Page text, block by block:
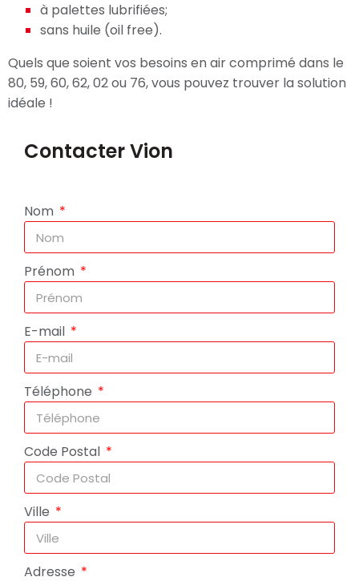
à palettes lubrifiées;
sans huile (oil free).
Quels que soient vos besoins en air comprimé dans le
80, 59, 60, 62, 02 ou 76, vous pouvez trouver la solution
idéale !
Contacter Vion
Nom
Prénom
E-mail
Téléphone
Code Postal
Ville
Adresse